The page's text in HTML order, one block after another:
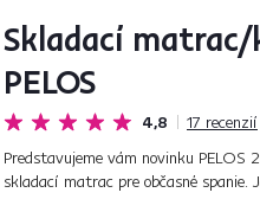
Skladací matrac/
PELOS
4,8 17 recenzií
Predstavujeme vám novinku PELOS
skladací matrac pre občasné spanie.